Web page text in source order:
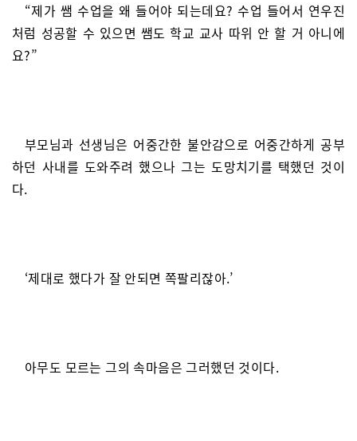
“제가 쌤 수업을 왜 들어야 되는데요? 수업 들어서 연우진
처럼 성공할 수 있으면 쌤도 학교 교사 따위 안 할 거 아니에
요?”
부모님과 선생님은 어중간한 불안감으로 어중간하게 공부
하던 사내를 도와주려 했으나 그는 도망치기를 택했던 것이
다.
‘제대로 했다가 잘 안되면 쪽팔리잖아.’
아무도 모르는 그의 속마음은 그러했던 것이다.